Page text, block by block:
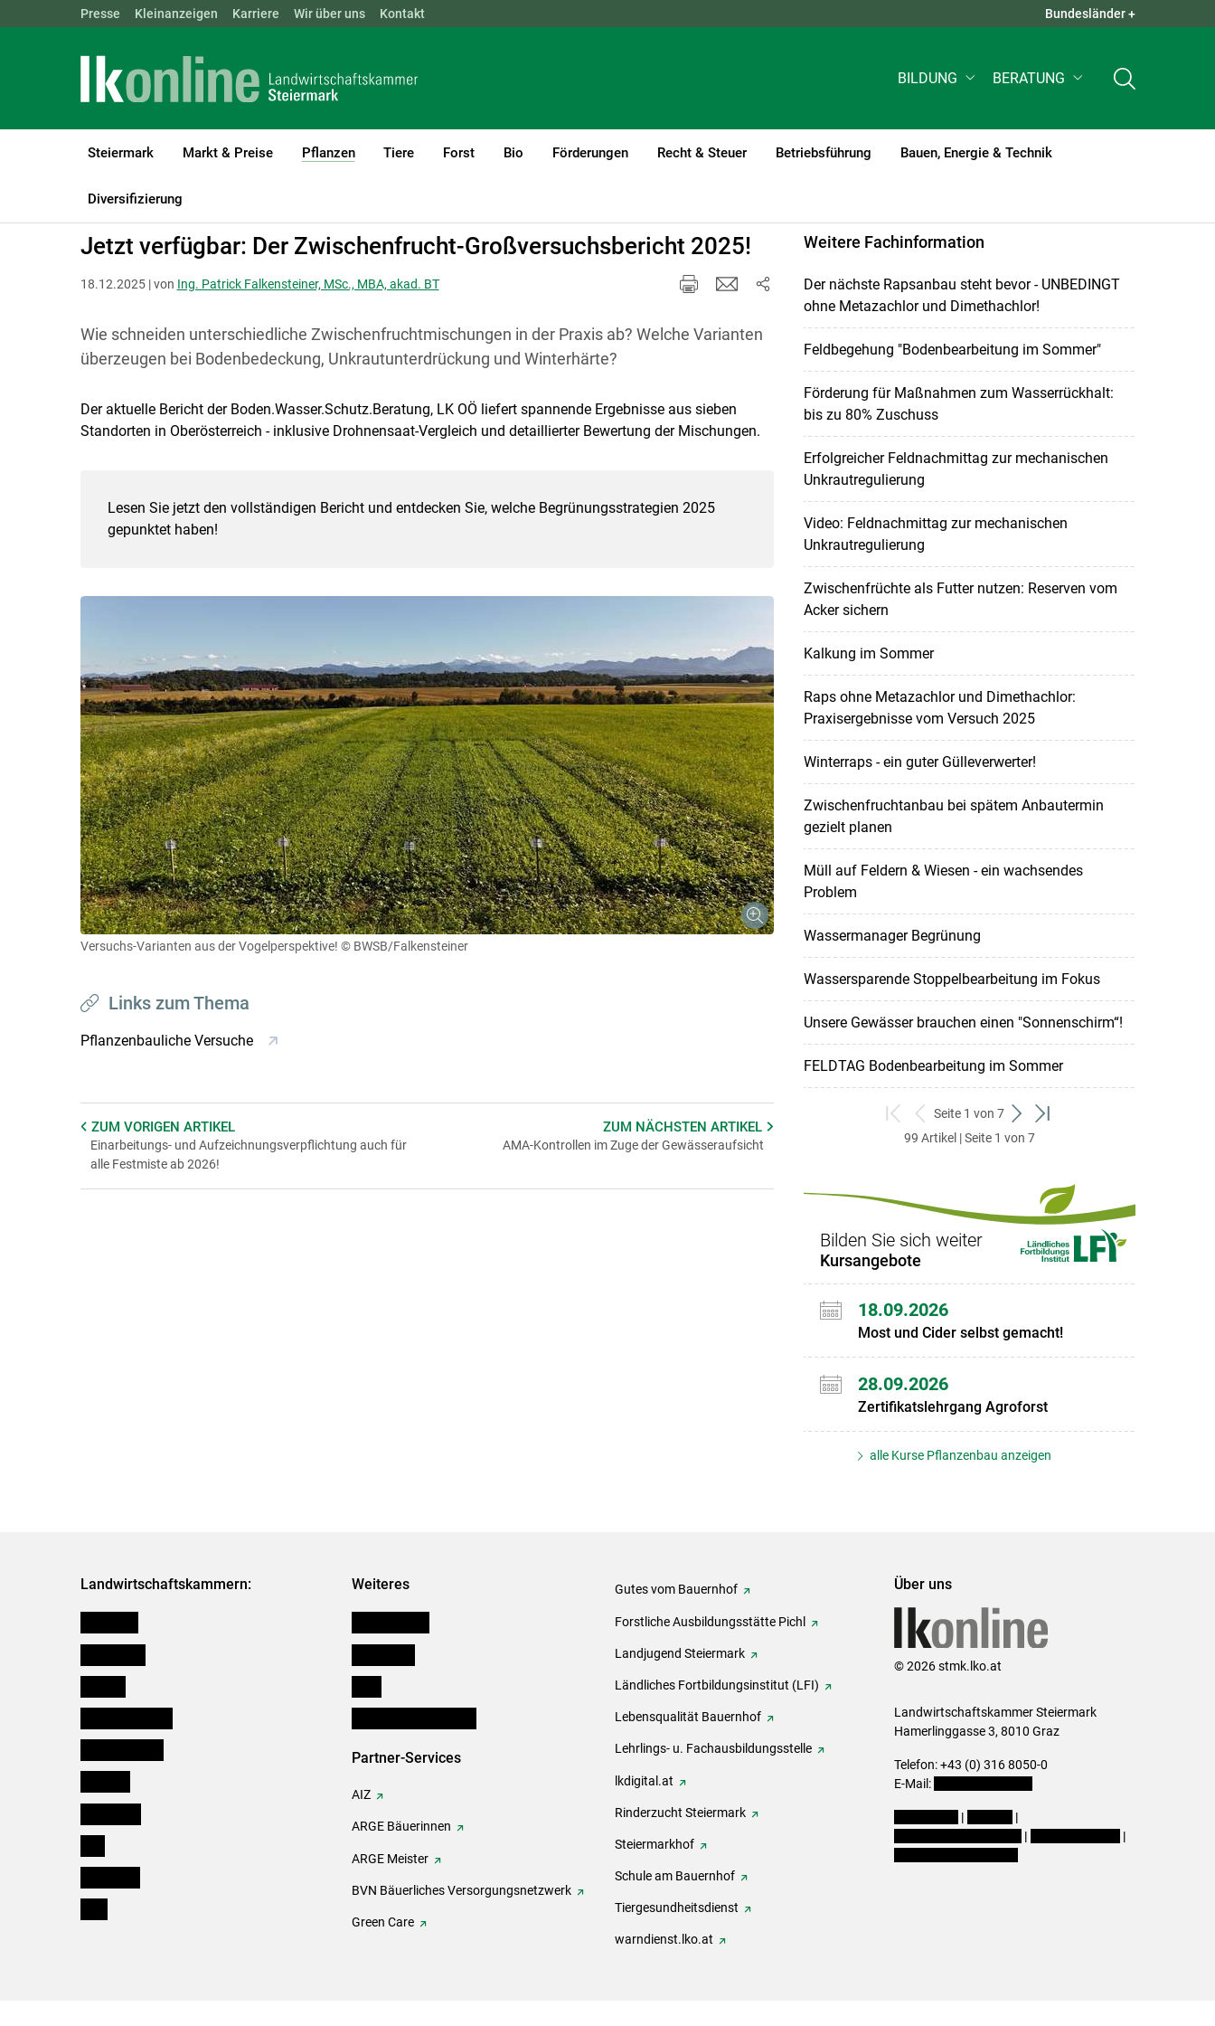
Landwirtschaftskammern: ÖSTERREICH BGLD KTN NÖ QUICK LINKS +
Presse Kleinanzeigen Karriere Wir über uns Kontakt Bundesländer +
BILDUNG BERATUNG
Steiermark Markt & Preise Pflanzen
(current)1
Tiere Forst Bio Förderungen Recht & Steuer Betriebsführung Bauen, Energie & Technik
Diversifizierung
LK Steiermark Pflanzen
Jetzt verfügbar: Der Zwischenfrucht-Großversuchsbericht 2025!
18.12.2025 | von Ing. Patrick Falkensteiner, MSc., MBA, akad. BT
Wie schneiden unterschiedliche Zwischenfruchtmischungen in der Praxis ab? Welche Varianten
überzeugen bei Bodenbedeckung, Unkrautunterdrückung und Winterhärte?
Der aktuelle Bericht der Boden.Wasser.Schutz.Beratung, LK OÖ liefert spannende Ergebnisse aus sieben
Standorten in Oberösterreich - inklusive Drohnensaat-Vergleich und detaillierter Bewertung der Mischungen.
Lesen Sie jetzt den vollständigen Bericht und entdecken Sie, welche Begrünungsstrategien 2025
gepunktet haben!
Versuchs-Varianten aus der Vogelperspektive! © BWSB/Falkensteiner
Links zum Thema
Pflanzenbauliche Versuche
ZUM VORIGEN ARTIKEL
Einarbeitungs- und Aufzeichnungsverpflichtung auch für
alle Festmiste ab 2026!
ZUM NÄCHSTENARTIKEL
AMA-Kontrollen im Zuge der Gewässeraufsicht
Weitere Fachinformation
Der nächste Rapsanbau steht bevor - UNBEDINGT
ohne Metazachlor und Dimethachlor!
Feldbegehung "Bodenbearbeitung im Sommer"
Förderung für Maßnahmen zum Wasserrückhalt:
bis zu 80% Zuschuss
Erfolgreicher Feldnachmittag zur mechanischen
Unkrautregulierung
Video: Feldnachmittag zur mechanischen
Unkrautregulierung
Zwischenfrüchte als Futter nutzen: Reserven vom
Acker sichern
Kalkung im Sommer
Raps ohne Metazachlor und Dimethachlor:
Praxisergebnisse vom Versuch 2025
Winterraps - ein guter Gülleverwerter!
Zwischenfruchtanbau bei spätem Anbautermin
gezielt planen
Müll auf Feldern & Wiesen - ein wachsendes
Problem
Wassermanager Begrünung
Wassersparende Stoppelbearbeitung im Fokus
Unsere Gewässer brauchen einen "Sonnenschirm“!
FELDTAG Bodenbearbeitung im Sommer
zum
ersten
zurück
zum
Seite 1 von 7
weiter
zum
zum
99 Artikel | Seite 1 von 7
Bilden Sie sich weiter
Kursangebote
18.09.2026
Most und Cider selbst gemacht!
28.09.2026
Zertifikatslehrgang Agroforst
alle Kurse Pflanzenbau anzeigen
Landwirtschaftskammern: Weiteres
Partner-Services
AIZ
ARGE Bäuerinnen
ARGE Meister
BVN Bäuerliches Versorgungsnetzwerk
Green Care
Gutes vom Bauernhof
Forstliche Ausbildungsstätte Pichl
Landjugend Steiermark
Ländliches Fortbildungsinstitut (LFI)
Lebensqualität Bauernhof
Lehrlings- u. Fachausbildungsstelle
lkdigital.at
Rinderzucht Steiermark
Steiermarkhof
Schule am Bauernhof
Tiergesundheitsdienst
warndienst.lko.at
Über uns
© 2026 stmk.lko.at
Landwirtschaftskammer Steiermark
Hamerlinggasse 3, 8010 Graz
Telefon: +43 (0) 316 8050-0
E-Mail:
|
|
|
|